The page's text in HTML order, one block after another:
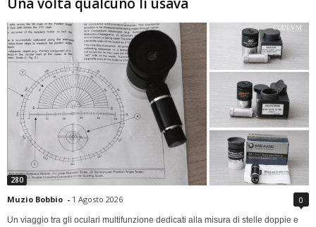
280
Muzio Bobbio - 1 Agosto 2026 0
Un viaggio tra gli oculari multifunzione dedicati alla misura di stelle doppie e